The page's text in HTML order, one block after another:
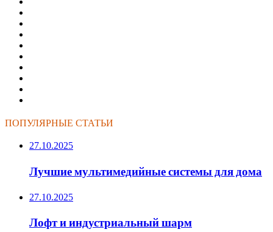
ПОПУЛЯРНЫЕ СТАТЬИ
27.10.2025
Лучшие мультимедийные системы для дома
27.10.2025
Лофт и индустриальный шарм